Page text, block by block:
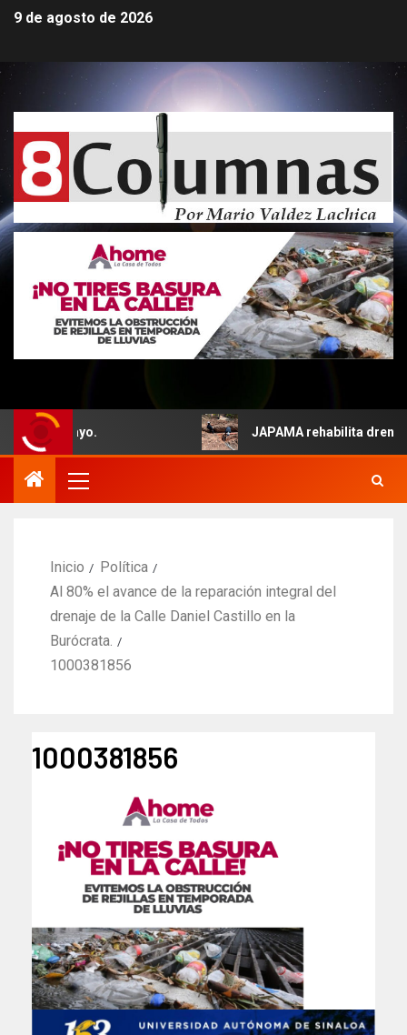
9 de agosto de 2026
5 de Mayo. JAPAMA rehabilita drenaje
Inicio
Política
Al 80% el avance de la reparación integral del
drenaje de la Calle Daniel Castillo en la
Burócrata.
1000381856
1000381856